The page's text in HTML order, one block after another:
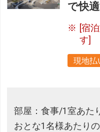
で快
[宿
す]
現地払
部屋：食事/1室あた
おとな1名様あたり